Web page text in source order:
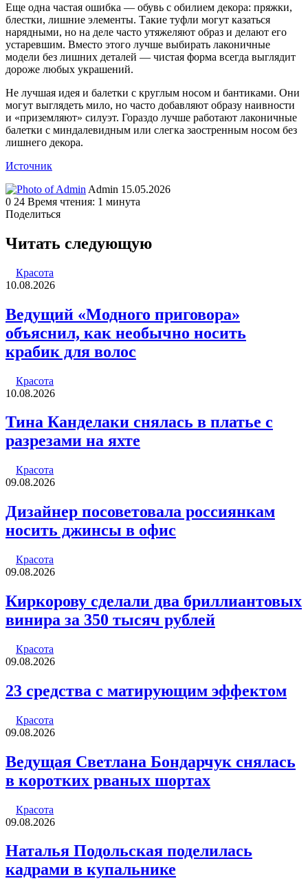
Еще одна частая ошибка — обувь с обилием декора: пряжки,
блестки, лишние элементы. Такие туфли могут казаться
нарядными, но на деле часто утяжеляют образ и делают его
устаревшим. Вместо этого лучше выбирать лаконичные
модели без лишних деталей — чистая форма всегда выглядит
дороже любых украшений.
Не лучшая идея и балетки с круглым носом и бантиками. Они
могут выглядеть мило, но часто добавляют образу наивности
и «приземляют» силуэт. Гораздо лучше работают лаконичные
балетки с миндалевидным или слегка заостренным носом без
лишнего декора.
Источник
Admin Send
an
15.05.2026
0 24 Время чтения: 1 минута
Поделиться
через
электронную
Читать следующую
Красота
10.08.2026
Ведущий «Модного приговора»
объяснил, как необычно носить
крабик для волос
Красота
10.08.2026
Тина Канделаки снялась в платье с
разрезами на яхте
Красота
09.08.2026
Дизайнер посоветовала россиянкам
носить джинсы в офис
Красота
09.08.2026
Киркорову сделали два бриллиантовых
винира за 350 тысяч рублей
Красота
09.08.2026
23 средства с матирующим эффектом
Красота
09.08.2026
Ведущая Светлана Бондарчук снялась
в коротких рваных шортах
Красота
09.08.2026
Наталья Подольская поделилась
кадрами в купальнике